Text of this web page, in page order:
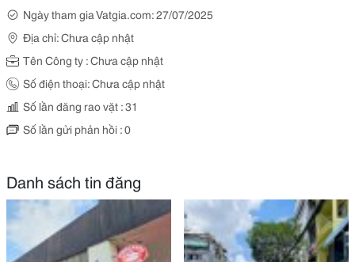
Ngày tham gia Vatgia.com: 27/07/2025
Địa chỉ: Chưa cập nhật
Tên Công ty : Chưa cập nhật
Số điện thoại: Chưa cập nhật
Số lần đăng rao vặt : 31
Số lần gửi phản hồi : 0
Danh sách tin đăng